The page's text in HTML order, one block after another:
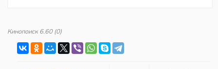
Кинопоиск 6.60(0)